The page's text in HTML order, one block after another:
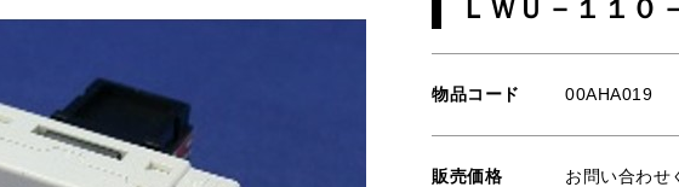
ＬＷＵ－１１０
物品コード 00AHA019
販売価格 お問い合わせ